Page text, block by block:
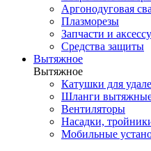
Аргонодуговая
Плазморезы
Запчасти и
Средства защиты
Вытяжное
Вытяжное
Катушки для
Шланги
Вентиляторы
Насадки,
Мобильные